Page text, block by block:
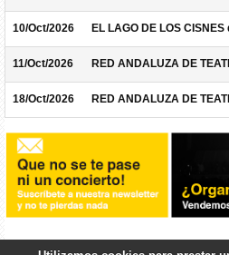
10/Oct/2026 EL LAGO DE LOS
11/Oct/2026 RED ANDALUZA DE
18/Oct/2026 RED ANDALUZA DE